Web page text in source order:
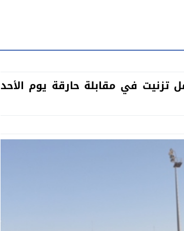
تزنيت في مقابلة حارقة يوم الأحد